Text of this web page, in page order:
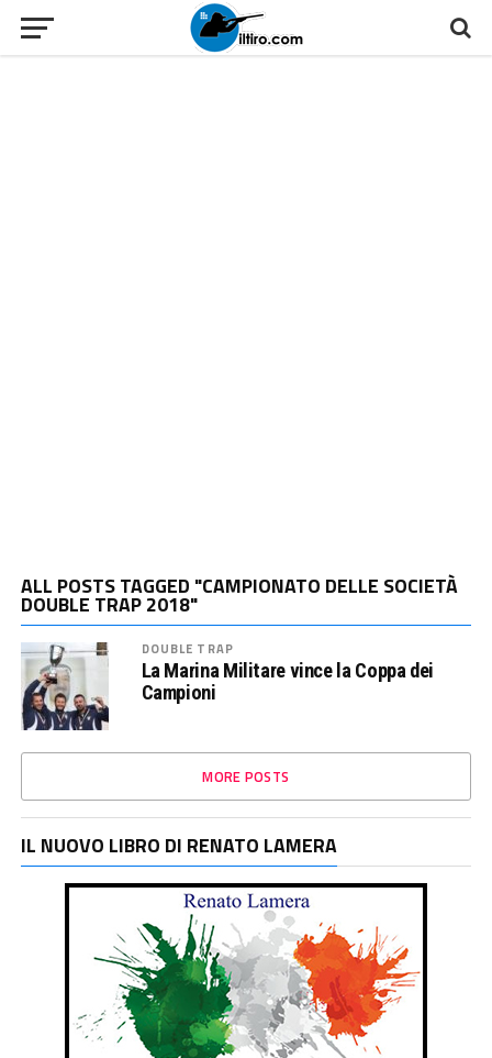
ALL POSTS TAGGED "CAMPIONATO DELLE SOCIETÀ
DOUBLE TRAP 2018"
DOUBLE TRAP
La Marina Militare vince la Coppa dei
Campioni
MORE POSTS
IL NUOVO LIBRO DI RENATO LAMERA